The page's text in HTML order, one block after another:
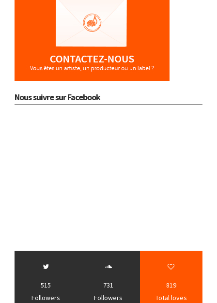
Nous suivre sur Facebook
515
Followers
731
Followers
819
Total loves